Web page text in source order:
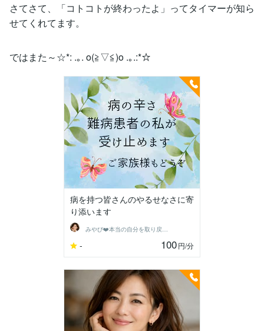
さてさて、「コトコトが終わったよ」ってタイマーが知ら
せてくれてます。
ではまた～☆*: .｡. o(≧▽≦)o .｡.:*☆
病を持つ皆さんのやるせなさに寄
り添います
みやび❤️本当の自分を取り戻そう❤️
- 100円/分